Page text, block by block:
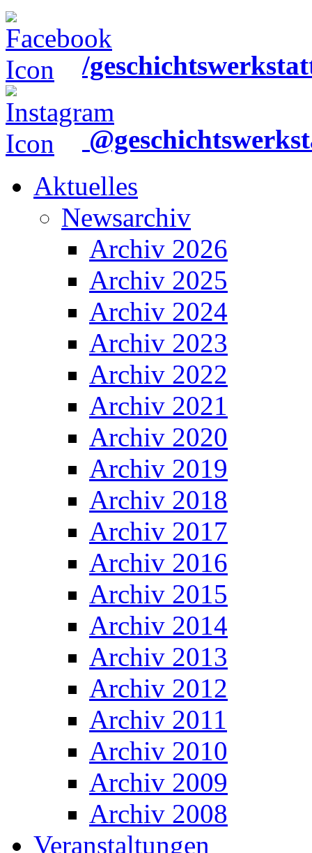
/
Aktuelles
Newsarchiv
Archiv 2026
Archiv 2025
Archiv 2024
Archiv 2023
Archiv 2022
Archiv 2021
Archiv 2020
Archiv 2019
Archiv 2018
Archiv 2017
Archiv 2016
Archiv 2015
Archiv 2014
Archiv 2013
Archiv 2012
Archiv 2011
Archiv 2010
Archiv 2009
Archiv 2008
Veranstaltungen